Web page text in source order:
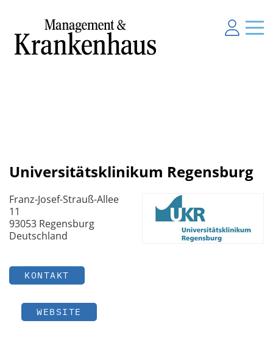
Universitätsklinikum Regensburg
Franz-Josef-Strauß-Allee
11
93053 Regensburg
Deutschland
KONTAKT
WEBSITE